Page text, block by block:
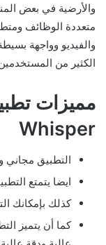
والأرضية في بعض
متعددة الوظائف
والفيديو وواجهة
الكثير من
Whisper
التطبيق مجاني
ايضا يتمتع
كذلك بإمكانك
كما أن يتميز